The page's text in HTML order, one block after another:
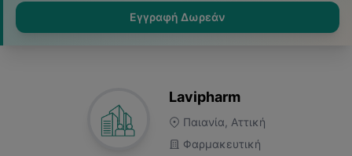
Εγγραφή Δωρεάν
Lavipharm
Παιανία, Αττική
Φαρμακευτική